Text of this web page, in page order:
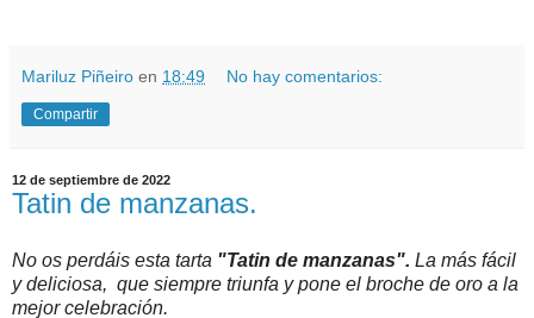
Mariluz Piñeiro en 18:49 No hay comentarios:
Compartir
12 de septiembre de 2022
Tatin de manzanas.
No os perdáis esta tarta "Tatin de manzanas". La más fácil
y deliciosa, que siempre triunfa y pone el broche de oro a la
mejor celebración.